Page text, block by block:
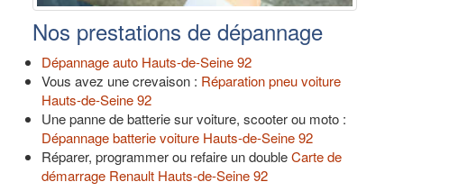
Nos prestations de dépannage
Dépannage auto Hauts-de-Seine 92
Vous avez une crevaison : Réparation pneu voiture
Hauts-de-Seine 92
Une panne de batterie sur voiture, scooter ou moto :
Dépannage batterie voiture Hauts-de-Seine 92
Réparer, programmer ou refaire un doubleCarte de
démarrage Renault Hauts-de-Seine 92